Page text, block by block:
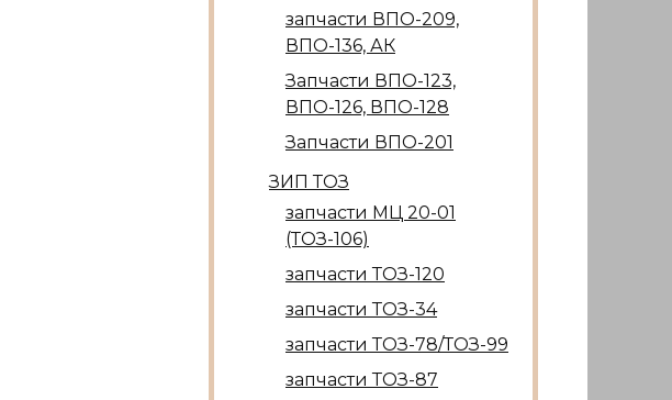
запчасти ВПО-209,
ВПО-136, АК
Запчасти ВПО-123,
ВПО-126, ВПО-128
Запчасти ВПО-201
ЗИП ТОЗ
запчасти МЦ 20-01
(ТОЗ-106)
запчасти ТОЗ-120
запчасти ТОЗ-34
запчасти ТОЗ-78/ТОЗ-99
запчасти ТОЗ-87